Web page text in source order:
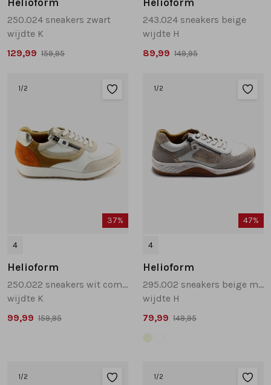
Helioform
250.024 sneakers zwart
wijdte K
129,99 159,95
Helioform
243.024 sneakers beige
wijdte H
89,99 149,95
1 /2
37%
4
Helioform
250.022 sneakers wit combinatie
wijdte K
99,99 159,95
1 /2
47%
4
Helioform
295.002 sneakers beige multi
wijdte H
79,99 149,95
1 /2 1 /2